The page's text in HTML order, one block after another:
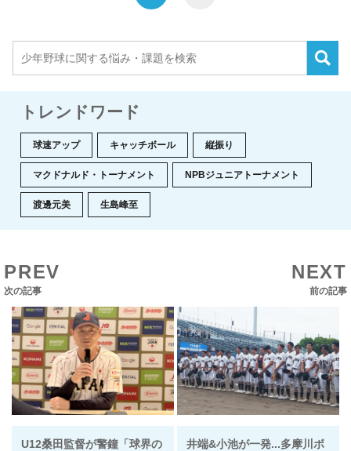
トレンドワード
球速アップ キャッチボール 縦振り
マクドナルド・トーナメント NPBジュニアトーナメント
渡邊元美 生島峰至
PREV
次の記事
NEXT
前の記事
U12桑田監督が警鐘「球界の
井端&小池が一発...多摩川ボ